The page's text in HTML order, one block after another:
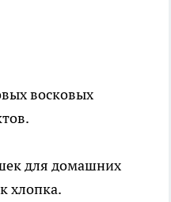
восковых
для домашних
хлопка.